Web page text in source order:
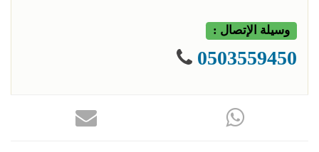
وسيلة الإتصال :
0503559450